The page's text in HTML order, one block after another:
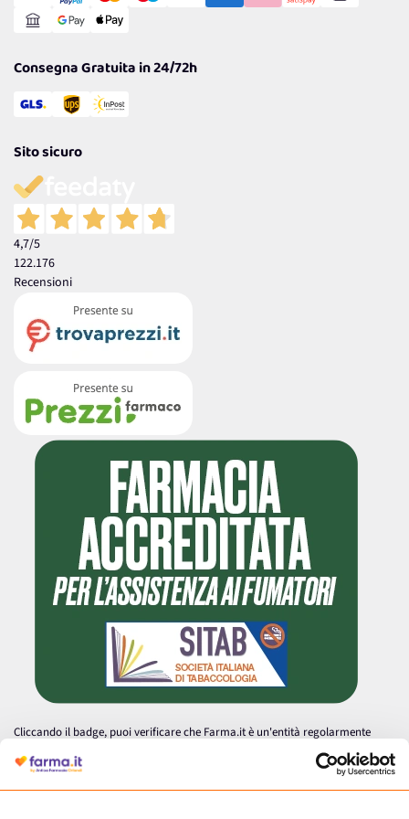
Reso Facile e Veloce
Consegna Gratuita in 24/72h
Sito sicuro
4,7/5
122.176
Recensioni
Cliccando il badge, puoi verificare che Farma.it è un'entità regolarmente
autorizzata dal Ministero della Salute a effettuare la vendita online di
medicinali.